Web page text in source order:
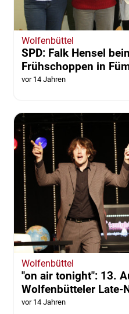
Wolfenbüttel
SPD: Falk Hensel
Frühschoppen in
vor 14 Jahren
Wolfenbüttel
"on air tonight": 13.
Wolfenbütteler Late-
vor 14 Jahren